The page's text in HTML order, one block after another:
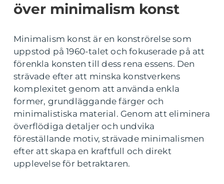
över minimalism konst
Minimalism konst är en konströrelse som
uppstod på 1960-talet och fokuserade på att
förenkla konsten till dess rena essens. Den
strävade efter att minska konstverkens
komplexitet genom att använda enkla
former, grundläggande färger och
minimalistiska material. Genom att eliminera
överflödiga detaljer och undvika
föreställande motiv, strävade minimalismen
efter att skapa en kraftfull och direkt
upplevelse för betraktaren.